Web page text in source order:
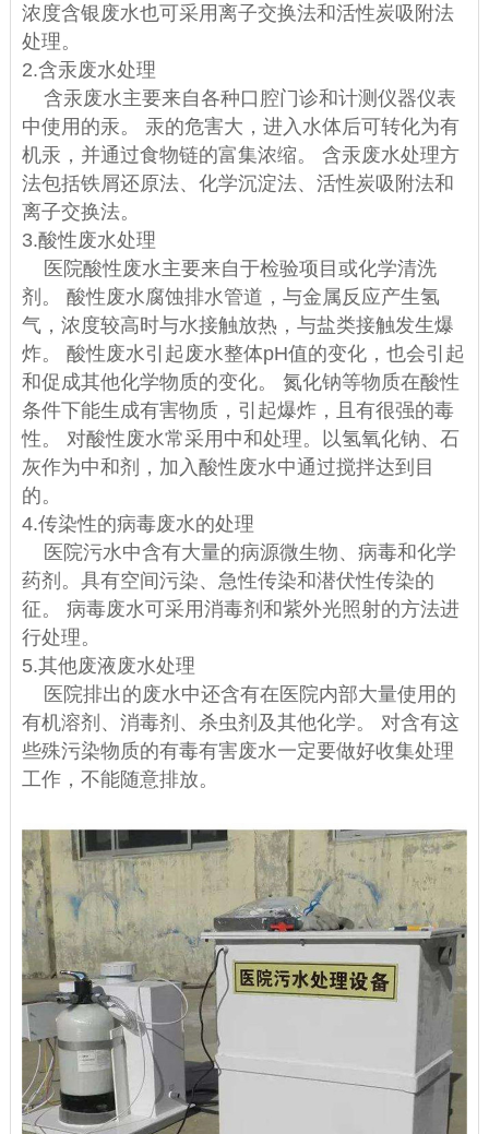
浓度含银废水也可采用离子交换法和活性炭吸附法
处理。
2.含汞废水处理
含汞废水主要来自各种口腔门诊和计测仪器仪表
中使用的汞。 汞的危害大，进入水体后可转化为有
机汞，并通过食物链的富集浓缩。 含汞废水处理方
法包括铁屑还原法、化学沉淀法、活性炭吸附法和
离子交换法。
3.酸性废水处理
医院酸性废水主要来自于检验项目或化学清洗
剂。 酸性废水腐蚀排水管道，与金属反应产生氢
气，浓度较高时与水接触放热，与盐类接触发生爆
炸。 酸性废水引起废水整体pH值的变化，也会引起
和促成其他化学物质的变化。 氮化钠等物质在酸性
条件下能生成有害物质，引起爆炸，且有很强的毒
性。 对酸性废水常采用中和处理。以氢氧化钠、石
灰作为中和剂，加入酸性废水中通过搅拌达到目
的。
4.传染性的病毒废水的处理
医院污水中含有大量的病源微生物、病毒和化学
药剂。具有空间污染、急性传染和潜伏性传染的
征。 病毒废水可采用消毒剂和紫外光照射的方法进
行处理。
5.其他废液废水处理
医院排出的废水中还含有在医院内部大量使用的
有机溶剂、消毒剂、杀虫剂及其他化学。 对含有这
些殊污染物质的有毒有害废水一定要做好收集处理
工作，不能随意排放。